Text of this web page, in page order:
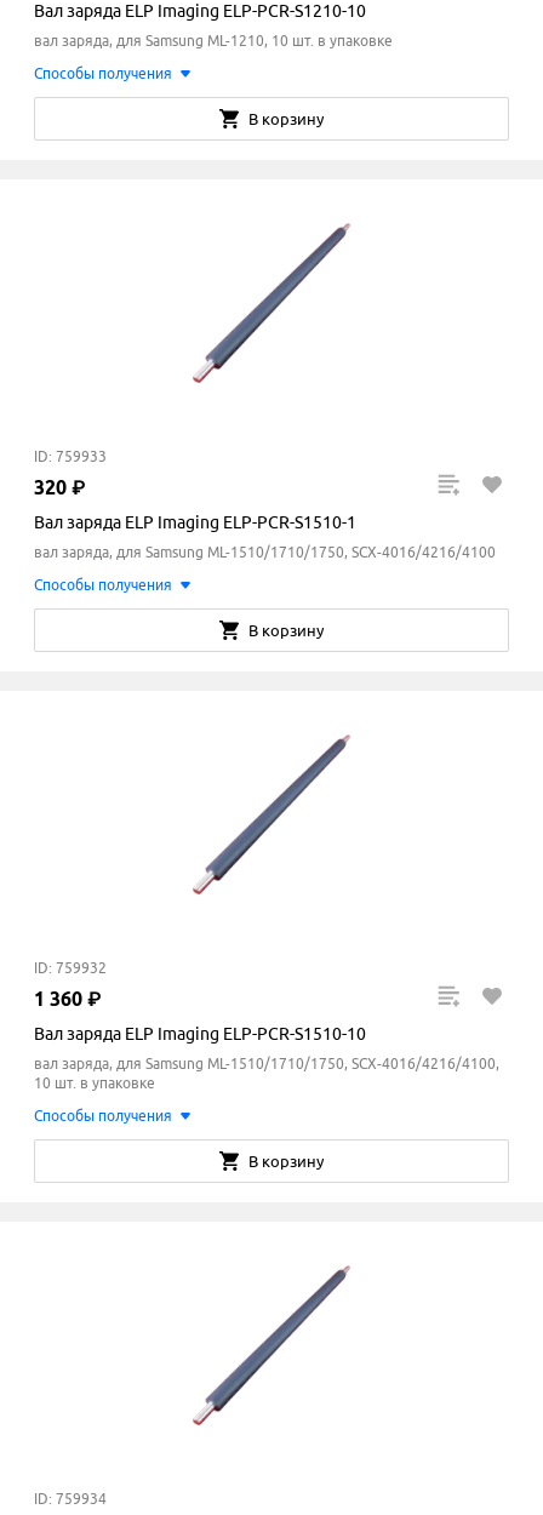
Вал заряда ELP Imaging ELP-PCR-S1210-10
вал заряда, для Samsung ML-1210, 10 шт. в упаковке
Способы получения
В корзину
ID: 759933
320 ₽
Вал заряда ELP Imaging ELP-PCR-S1510-1
вал заряда, для Samsung ML-1510/1710/1750, SCX-4016/4216/4100
Способы получения
В корзину
ID: 759932
1 360 ₽
Вал заряда ELP Imaging ELP-PCR-S1510-10
вал заряда, для Samsung ML-1510/1710/1750, SCX-4016/4216/4100,
10 шт. в упаковке
Способы получения
В корзину
ID: 759934